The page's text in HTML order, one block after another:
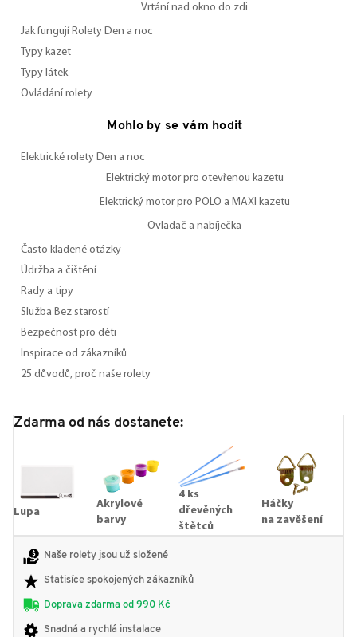
Vrtání nad okno do zdi
Jak fungují Rolety Den a noc
Typy kazet
Typy látek
Ovládání rolety
Mohlo by se vám hodit
Elektrické rolety Den a noc
Elektrický motor pro otevřenou kazetu
Elektrický motor pro POLO a MAXI kazetu
Ovladač a nabíječka
Často kladené otázky
Údržba a čištění
Rady a tipy
Služba Bez starostí
Bezpečnost pro děti
Inspirace od zákazníků
25 důvodů, proč naše rolety
Zdarma od nás dostanete:
Lupa
Akrylové
barvy
4 ks
dřevěných
štětců
Háčky
na zavěšení
Naše rolety jsou už složené
Statisíce spokojených zákazníků
Doprava zdarma od 990 Kč
Snadná a rychlá instalace